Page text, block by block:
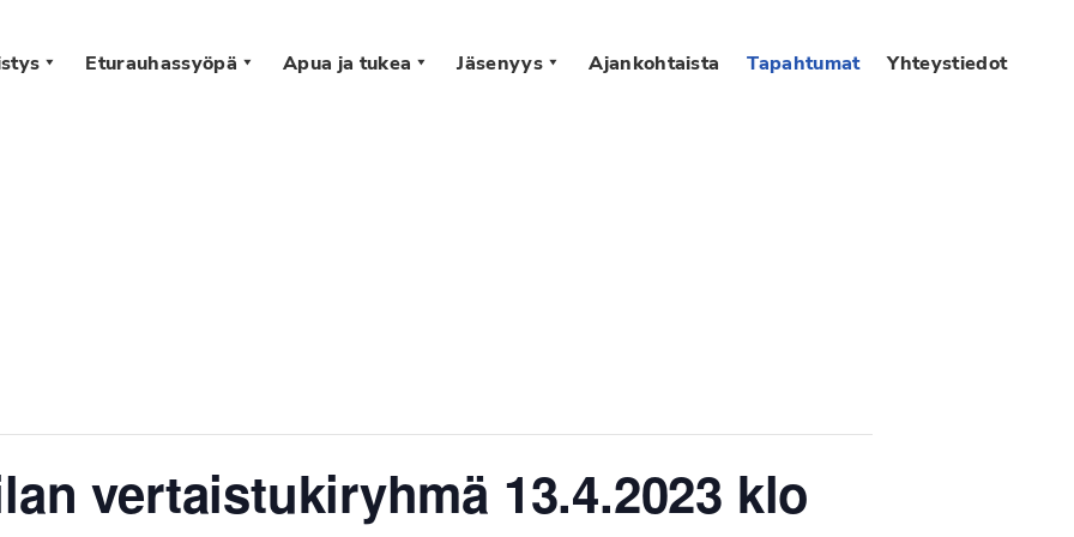
Eturauhassyöpä Apua ja tukea Jäsenyys Ajankohtaista Tapahtumat Yhteystiedot
vertaistukiryhmä 13.4.2023 klo